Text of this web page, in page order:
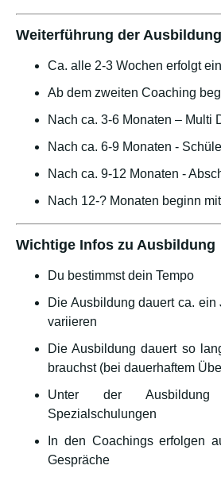
Weiterführung der Ausbildung
Ca. alle 2-3 Wochen erfolgt
Ab dem zweiten Coaching
Nach ca. 3-6 Monaten – Multi
Nach ca. 6-9 Monaten -
Nach ca. 9-12 Monaten -
Nach 12-? Monaten beginn
Wichtige Infos zu Ausbildung
Du bestimmst dein Tempo
Die Ausbildung dauert ca. ein
variieren
Die Ausbildung dauert so
brauchst (bei dauerhaftem
Unter der
Spezialschulungen
In den Coachings erfolgen
Gespräche